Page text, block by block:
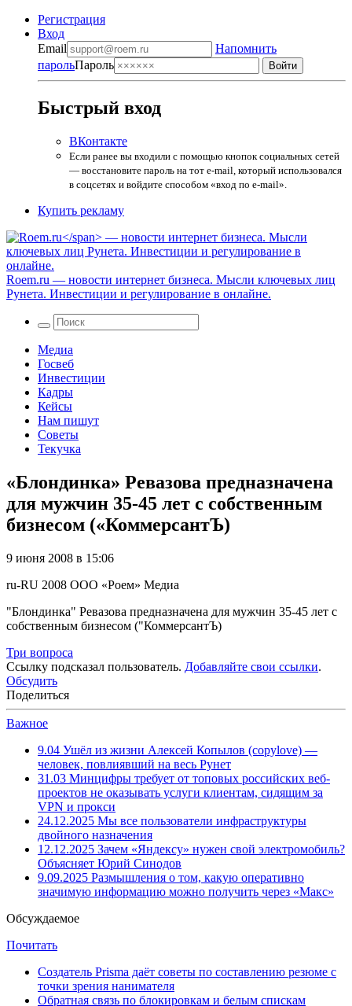
Регистрация
Вход
Email
Напомнить
парольПароль
Быстрый вход
ВКонтакте
Если ранее вы входили с помощью кнопок социальных сетей
— восстановите пароль на тот e-mail, который использовался
в соцсетях и войдите способом «вход по e-mail».
Купить рекламу
Roem.ru — новости интернет бизнеса. Мысли ключевых лиц
Рунета. Инвестиции и регулирование в онлайне.
Медиа
Госвеб
Инвестиции
Кадры
Кейсы
Нам пишут
Советы
Текучка
«Блондинка» Ревазова предназначена
для мужчин 35-45 лет с собственным
бизнесом («КоммерсантЪ)
9 июня 2008 в 15:06
ru-RU 2008 ООО «Роем» Медиа
"Блондинка" Ревазова предназначена для мужчин 35-45 лет с
собственным бизнесом ("КоммерсантЪ)
Три вопроса
Ссылку подсказал пользователь. Добавляйте свои ссылки.
Обсудить
Поделиться
Важное
9.04 Ушёл из жизни Алексей Копылов (copylove) —
человек, повлиявший на весь Рунет
31.03 Минцифры требует от топовых российских веб-
проектов не оказывать услуги клиентам, сидящим за
VPN и прокси
24.12.2025 Мы все пользователи инфраструктуры
двойного назначения
12.12.2025 Зачем «Яндексу» нужен свой электромобиль?
Объясняет Юрий Синодов
9.09.2025 Размышления о том, какую оперативно
значимую информацию можно получить через «Макс»
Обсуждаемое
Почитать
Создатель Prisma даёт советы по составлению резюме с
точки зрения нанимателя
Обратная связь по блокировкам и белым спискам